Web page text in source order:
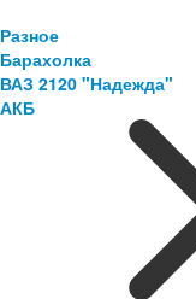
Разное
Барахолка
ВАЗ 2120 "Надежда"
АКБ